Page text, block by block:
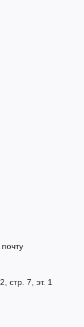
стр. 7, эт. 1